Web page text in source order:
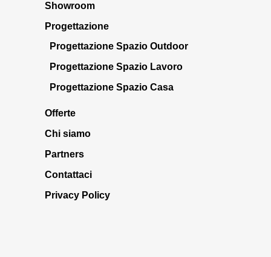
Showroom
Progettazione
Progettazione Spazio Outdoor
Progettazione Spazio Lavoro
Progettazione Spazio Casa
Offerte
Chi siamo
Partners
Contattaci
Privacy Policy